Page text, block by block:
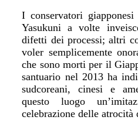
I conservatori
Yasukuni a volte
difetti dei processi; altri
voler semplicemente
che sono morti per il
santuario nel 2013 ha
sudcoreani, cinesi e
questo luogo un’
celebrazione delle atrocità